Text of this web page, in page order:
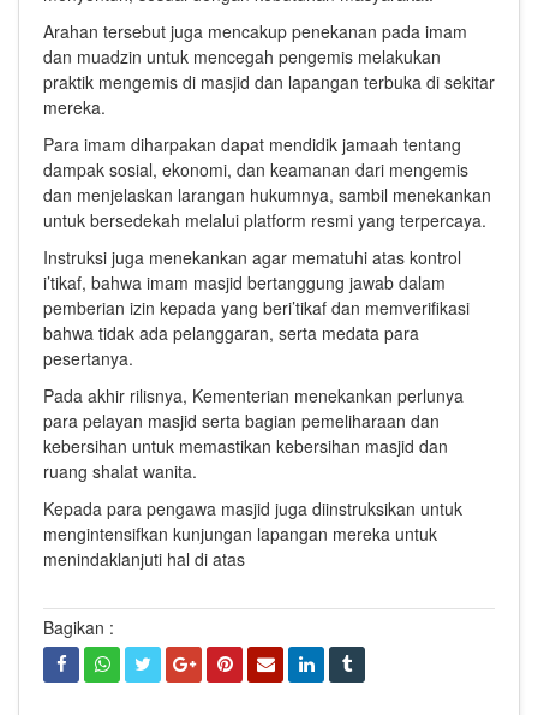
Arahan tersebut juga mencakup penekanan pada imam
dan muadzin untuk mencegah pengemis melakukan
praktik mengemis di masjid dan lapangan terbuka di sekitar
mereka.
Para imam diharpakan dapat mendidik jamaah tentang
dampak sosial, ekonomi, dan keamanan dari mengemis
dan menjelaskan larangan hukumnya, sambil menekankan
untuk bersedekah melalui platform resmi yang terpercaya.
Instruksi juga menekankan agar mematuhi atas kontrol
i’tikaf, bahwa imam masjid bertanggung jawab dalam
pemberian izin kepada yang beri’tikaf dan memverifikasi
bahwa tidak ada pelanggaran, serta medata para
pesertanya.
Pada akhir rilisnya, Kementerian menekankan perlunya
para pelayan masjid serta bagian pemeliharaan dan
kebersihan untuk memastikan kebersihan masjid dan
ruang shalat wanita.
Kepada para pengawa masjid juga diinstruksikan untuk
mengintensifkan kunjungan lapangan mereka untuk
menindaklanjuti hal di atas
Bagikan :